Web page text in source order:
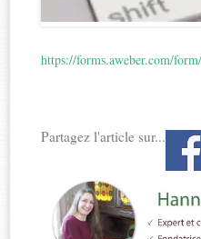
https://forms.aweber.com/
Partagez l'article sur...